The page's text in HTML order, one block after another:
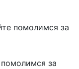
помолимся за
за